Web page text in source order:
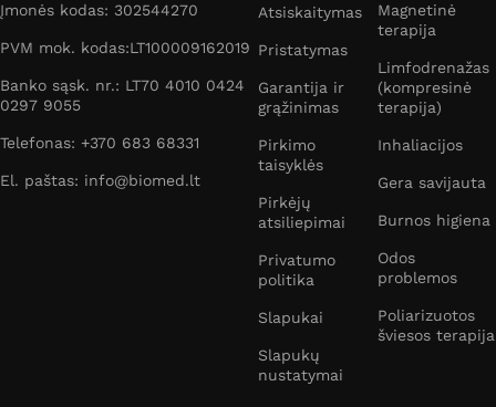
Įmonės kodas: 302544270
PVM mok. kodas:LT100009162019
Banko sąsk. nr.: LT70 4010 0424
0297 9055
Telefonas: +370 683 68331
El. paštas: info@biomed.lt
Atsiskaitymas
Pristatymas
Garantija ir
grąžinimas
Pirkimo
taisyklės
Pirkėjų
atsiliepimai
Privatumo
politika
Slapukai
Slapukų
nustatymai
Magnetinė
terapija
Limfodrenažas
(kompresinė
terapija)
Inhaliacijos
Gera savijauta
Burnos higiena
Odos
problemos
Poliarizuotos
šviesos terapija